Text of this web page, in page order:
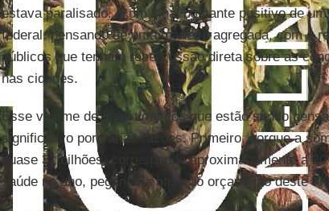
estava paralisado. É um sinal bastante positivo de
federal, pensando de uma maneira agregada, com a
públicos que tenham repercussão direta sobre as
nas cidades.
Esse volume de investimentos que estão sendo
significativo por várias razões. Primeiro, porque a
quase 31 bilhões, corresponde aproximadamente a
saúde no ano, pegando a base do orçamento deste